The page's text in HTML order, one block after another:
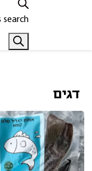
search
דגים